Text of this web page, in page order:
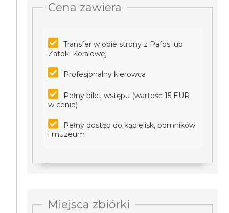
Cena zawiera
Transfer w obie strony z Pafos lub
Zatoki Koralowej
Profesjonalny kierowca
Pełny bilet wstępu (wartość 15 EUR
w cenie)
Pełny dostęp do kąpielisk, pomników
i muzeum
Miejsca zbiórki